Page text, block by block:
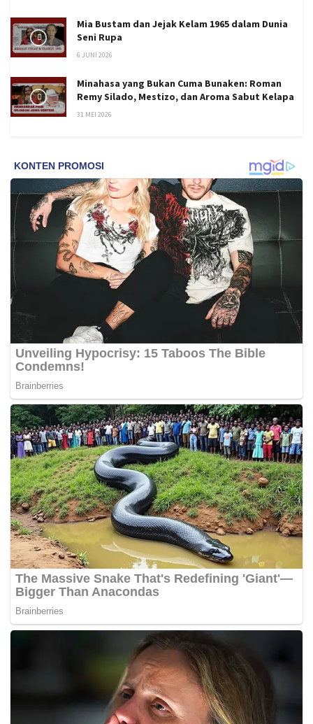
Mia Bustam dan Jejak Kelam 1965 dalam Dunia
Seni Rupa
6 JUNI 2026
Minahasa yang Bukan Cuma Bunaken: Roman
Remy Silado, Mestizo, dan Aroma Sabut Kelapa
31 MEI 2026